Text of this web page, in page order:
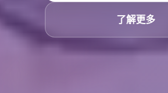
了解更多